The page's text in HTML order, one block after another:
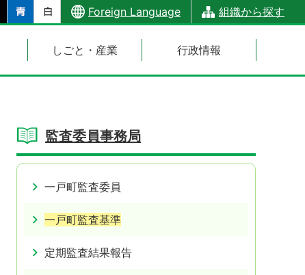
Foreign Language 組織から探す
しごと・産業 行政情報
監査委員事務局
一戸町監査委員
一戸町監査基準
定期監査結果報告